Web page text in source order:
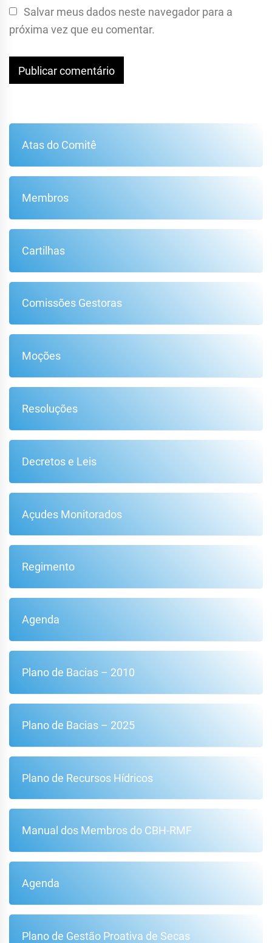
Salvar meus dados neste navegador para a
próxima vez que eu comentar.
Atas do Comitê
Membros
Cartilhas
Comissões Gestoras
Moções
Resoluções
Decretos e Leis
Açudes Monitorados
Regimento
Agenda
Plano de Bacias – 2010
Plano de Bacias – 2025
Plano de Recursos Hídricos
Manual dos Membros do CBH-RMF
Agenda
Plano de Gestão Proativa de Secas